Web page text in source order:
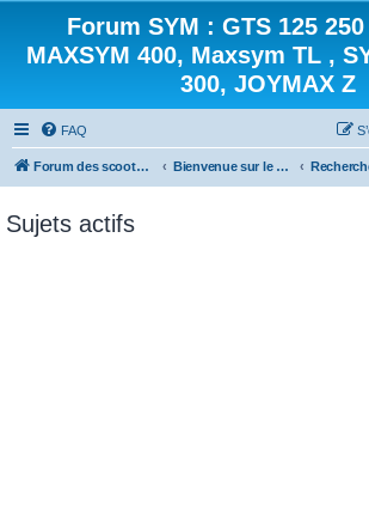
Forum SYM : GTS 125 250
MAXSYM 400, Maxsym TL ,
300, JOYMAX Z
FAQ
Forum des scooters SYM - GTS -MAXSYM - CRUISYM - JOYMAX - Maxsym TL Bienvenue sur le forum des scooters de la gamme SYM
Sujets actifs